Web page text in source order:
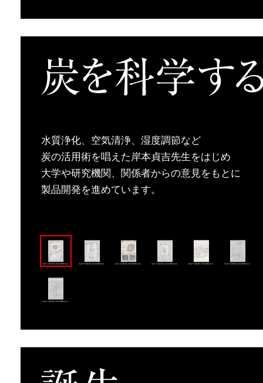
水質浄化、空気清浄、湿度調節など
炭の活用術を唱えた岸本貞吉先生をはじめ
大学や研究機関、関係者からの意見をもとに
製品開発を進めています。